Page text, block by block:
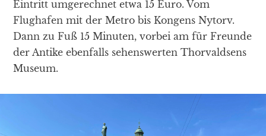
Eintritt umgerechnet etwa 15 Euro. Vom
Flughafen mit der Metro bis Kongens Nytorv.
Dann zu Fuß 15 Minuten, vorbei am für Freunde
der Antike ebenfalls sehenswerten Thorvaldsens
Museum.